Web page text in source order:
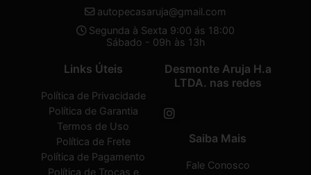
autopecasaruja@gmail.com
Segunda à Sexta 9:00 ás 18:00
Sábado - 09h às 13h
Links Úteis
Política de Privacidade
Política de Garantia
Termos de Uso
Política de Frete
Política de Pagamento
Política de Trocas e
Desmonte Aruja H.a
LTDA. nas redes
Saiba Mais
Fale Conosco